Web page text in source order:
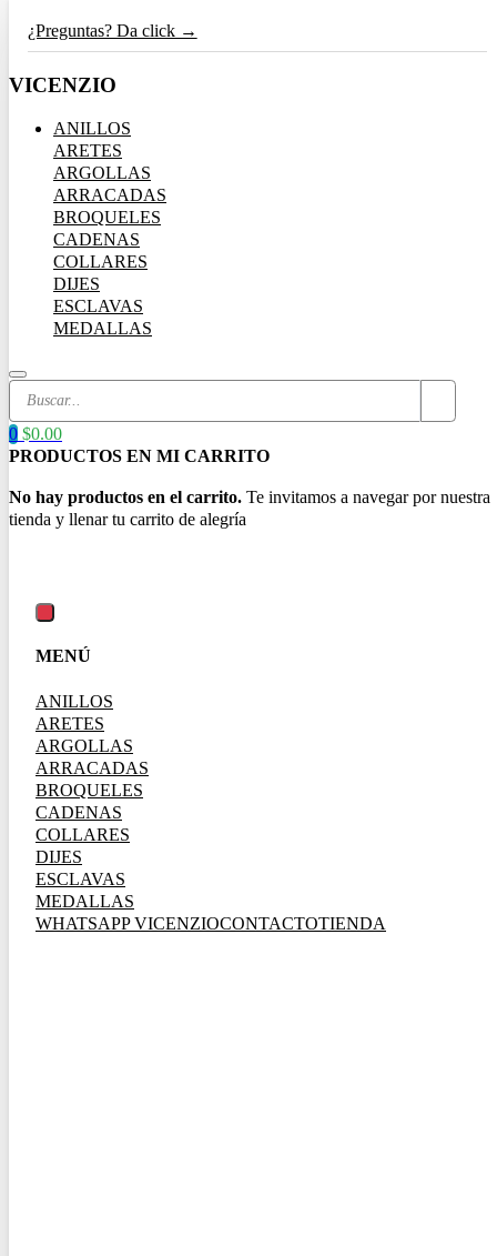
¿Preguntas? Da click →
VICENZIO
ANILLOS
ARETES
ARGOLLAS
ARRACADAS
BROQUELES
CADENAS
COLLARES
DIJES
ESCLAVAS
MEDALLAS
Search
0 $0.00
No hay productos en el carrito.
MENÚ
ANILLOS
ARETES
ARGOLLAS
ARRACADAS
BROQUELES
CADENAS
COLLARES
DIJES
ESCLAVAS
MEDALLAS
WHATSAPP VICENZIOCONTACTOTIENDA